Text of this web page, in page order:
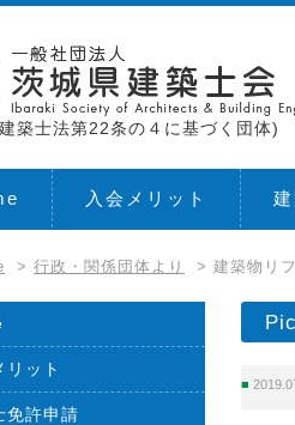
築士法第22条の４に基づく団体)
入会メリット
> 行政・関係団体より > 建築物リ
リット
免許申請